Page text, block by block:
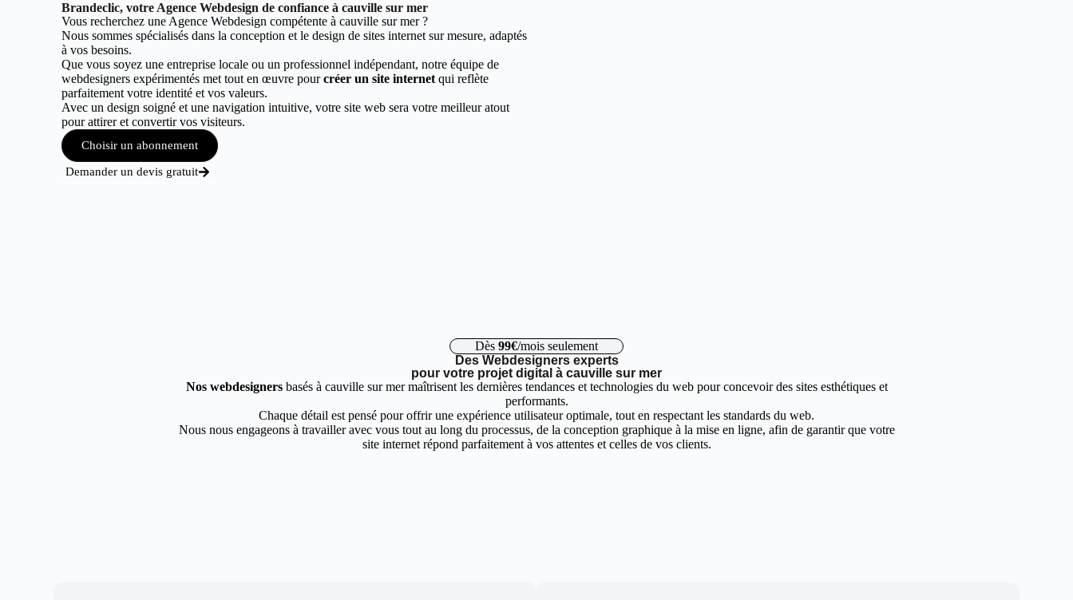
Brandeclic, votre Agence Webdesign de confiance à cauville sur mer
Vous recherchez une Agence Webdesign compétente à cauville sur mer ?
Nous sommes spécialisés dans la conception et le design de sites internet sur mesure, adaptés
à vos besoins.
Que vous soyez une entreprise locale ou un professionnel indépendant, notre équipe de
webdesigners expérimentés met tout en œuvre pourcréer un site internetqui reflète
parfaitement votre identité et vos valeurs.
Avec un design soigné et une navigation intuitive, votre site web sera votre meilleur atout
pour attirer et convertir vos visiteurs.
Choisir un abonnement
Demander un devis gratuit
Dès 99€/mois seulement
Des Webdesigners experts
pour votre projet digital à cauville sur mer
Nos webdesignersbasés à cauville sur mer maîtrisent les dernières tendances et technologies du web pour concevoir des sites esthétiques et
performants.
Chaque détail est pensé pour offrir une expérience utilisateur optimale, tout en respectant les standards du web.
Nous nous engageons à travailler avec vous tout au long du processus, de la conception graphique à la mise en ligne, afin de garantir que votre
site internet répond parfaitement à vos attentes et celles de vos clients.